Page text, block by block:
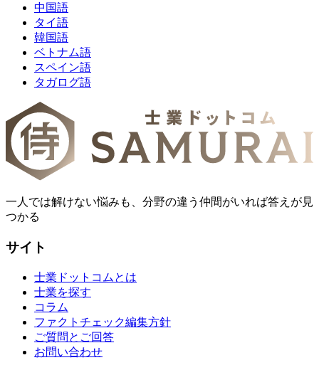
中国語
タイ語
韓国語
ベトナム語
スペイン語
タガログ語
一人では解けない悩みも、分野の違う仲間がいれば答えが見
つかる
サイト
士業ドットコムとは
士業を探す
コラム
ファクトチェック編集方針
ご質問とご回答
お問い合わせ